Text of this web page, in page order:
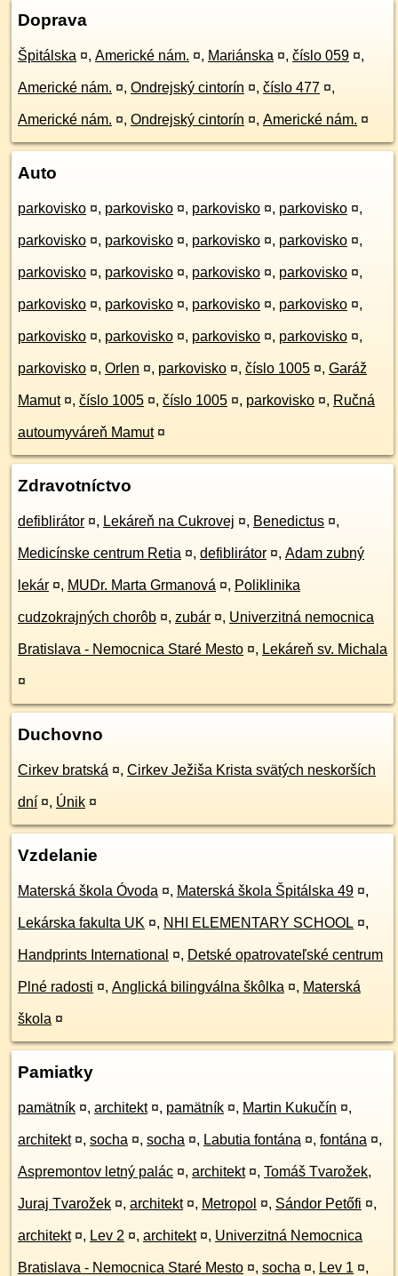
Doprava
Špitálska ¤, Americké nám. ¤, Mariánska ¤, číslo 059 ¤,
Americké nám. ¤, Ondrejský cintorín ¤, číslo 477 ¤,
Americké nám. ¤, Ondrejský cintorín ¤, Americké nám. ¤
Auto
parkovisko ¤, parkovisko ¤, parkovisko ¤, parkovisko ¤,
parkovisko ¤, parkovisko ¤, parkovisko ¤, parkovisko ¤,
parkovisko ¤, parkovisko ¤, parkovisko ¤, parkovisko ¤,
parkovisko ¤, parkovisko ¤, parkovisko ¤, parkovisko ¤,
parkovisko ¤, parkovisko ¤, parkovisko ¤, parkovisko ¤,
parkovisko ¤, Orlen ¤, parkovisko ¤, číslo 1005 ¤, Garáž
Mamut ¤, číslo 1005 ¤, číslo 1005 ¤, parkovisko ¤, Ručná
autoumyváreň Mamut ¤
Zdravotníctvo
defiblirátor ¤, Lekáreň na Cukrovej ¤, Benedictus ¤,
Medicínske centrum Retia ¤, defiblirátor ¤, Adam zubný
lekár ¤, MUDr. Marta Grmanová ¤, Poliklinika
cudzokrajných chorôb ¤, zubár ¤, Univerzitná nemocnica
Bratislava - Nemocnica Staré Mesto ¤, Lekáreň sv. Michala
¤
Duchovno
Cirkev bratská ¤, Cirkev Ježiša Krista svätých neskorších
dní ¤, Únik ¤
Vzdelanie
Materská škola Óvoda ¤, Materská škola Špitálska 49 ¤,
Lekárska fakulta UK ¤, NHI ELEMENTARY SCHOOL ¤,
Handprints International ¤, Detské opatrovateľské centrum
Plné radosti ¤, Anglická bilingválna škôlka ¤, Materská
škola ¤
Pamiatky
pamätník ¤, architekt ¤, pamätník ¤, Martin Kukučín ¤,
architekt ¤, socha ¤, socha ¤, Labutia fontána ¤, fontána ¤,
Aspremontov letný palác ¤, architekt ¤, Tomáš Tvarožek,
Juraj Tvarožek ¤, architekt ¤, Metropol ¤, Sándor Petőfi ¤,
architekt ¤, Lev 2 ¤, architekt ¤, Univerzitná Nemocnica
Bratislava - Nemocnica Staré Mesto ¤, socha ¤, Lev 1 ¤,